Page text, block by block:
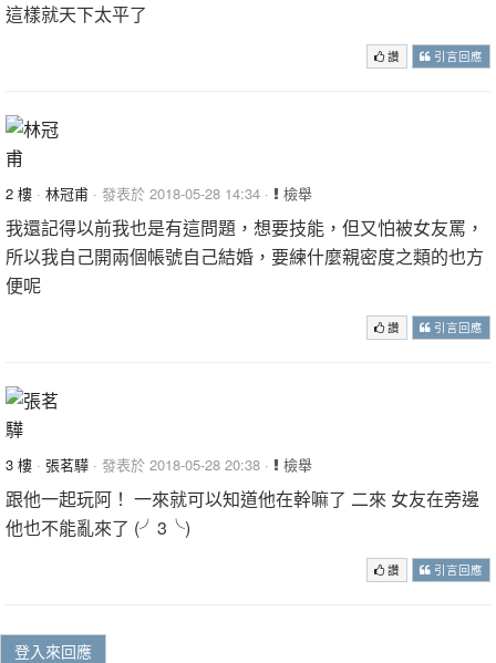
這樣就天下太平了
讚 引言回應
2 樓 · 林冠甫 · 發表於 2018-05-28 14:34 · 檢舉
我還記得以前我也是有這問題，想要技能，但又怕被女友罵，
所以我自己開兩個帳號自己結婚，要練什麼親密度之類的也方
便呢
讚 引言回應
3 樓 · 張茗驊 · 發表於 2018-05-28 20:38 · 檢舉
跟他一起玩阿！ 一來就可以知道他在幹嘛了 二來 女友在旁邊
他也不能亂來了 (╯3╰)
讚 引言回應
登入來回應